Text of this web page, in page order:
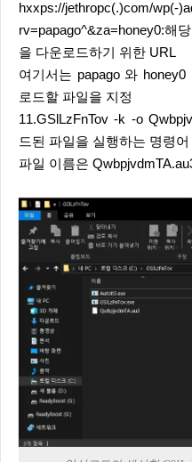
hxxps://jethropc(.)com/wp(-
rv=papago^&za=honey0:
을 다운로드하기 위한 URL
여기서는 papago 와
로드할 파일을 지정
11.GSlLzFnTov -k -o
드된 파일을 실행하는 명령어
파일 이름은